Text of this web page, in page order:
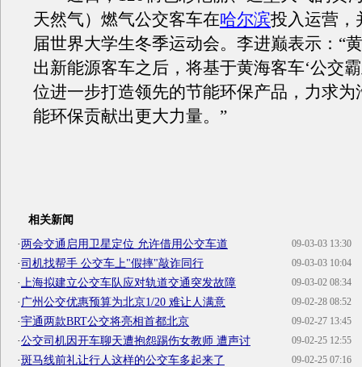
天然气）燃气公交客车在哈尔滨投入运营，
届世界大学生冬季运动会。李进巅表示：“
出新能源客车之后，将基于黄海客车‘公交
位进一步打造领先的节能环保产品，力求为
能环保贡献出更大力量。”
相关新闻
09-03-03 13:30
·两会交通启用卫星定位 允许借用公交车道
09-03-03 10:04
·司机找帮手 公交车上"假摔"敲诈同行
09-03-02 08:34
· 上海拟建立公交车队应对轨道交通突发故障
09-02-28 08:52
· 广州公交优惠预算为北京1/20 难让人满意
09-02-27 13:45
·宇通两款BRT公交将亮相首都北京
09-02-25 12:55
·公交司机因开车聊天遭抱怨踢伤女教师 遭声讨
09-02-25 07:16
·斑马线前礼让行人这样的公交车多起来了